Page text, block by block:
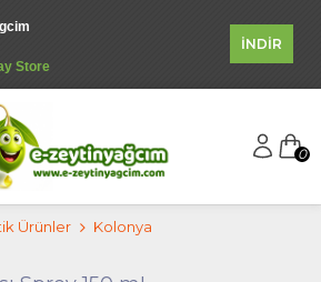
Store
İNDİR
0
Ürünler Kolonya